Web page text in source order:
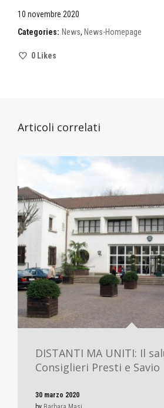
10 novembre 2020
Categories: News, News-Homepage
0 Likes
Articoli correlati
DISTANTI MA UNITI: Il
Consiglieri Presti e Savio
30 marzo 2020